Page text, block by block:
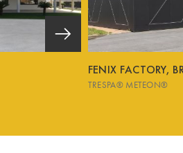
FENIX FACTORY,
TRESPA® METEON®